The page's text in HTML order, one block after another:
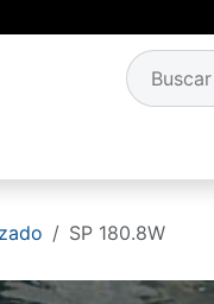
SP 180.8W